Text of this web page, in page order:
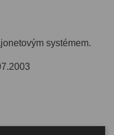
systémem.